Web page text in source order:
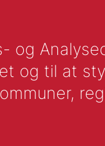
og
og til at